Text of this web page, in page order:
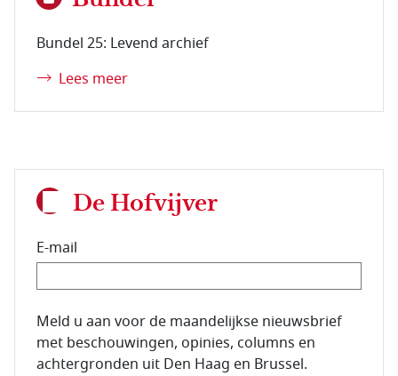
Bundel 25: Levend archief
Lees meer
De Hofvijver
E-mail
E-mailadres van de abonnee.
Meld u aan voor de maandelijkse nieuwsbrief
met beschouwingen, opinies, columns en
achtergronden uit Den Haag en Brussel.